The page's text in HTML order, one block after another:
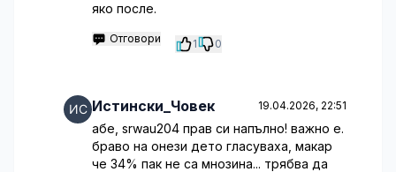
яко после.
Отговори 1 0
Истински_Човек 19.04.2026, 22:51
абе, srwau204 прав си напълно! важно е.
браво на онези дето гласуваха, макар
че 34% пак не са мнозина... трябва да